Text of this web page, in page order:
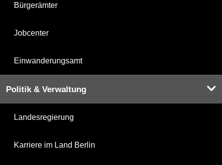
Bürgerämter
Jobcenter
Einwanderungsamt
Politik & Verwaltung
Landesregierung
Karriere im Land Berlin